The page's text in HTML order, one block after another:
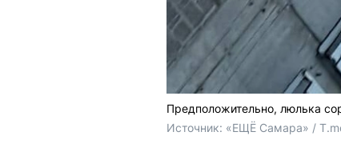
Предположительно, люлька
Источник: «ЕЩЁ Самара» /